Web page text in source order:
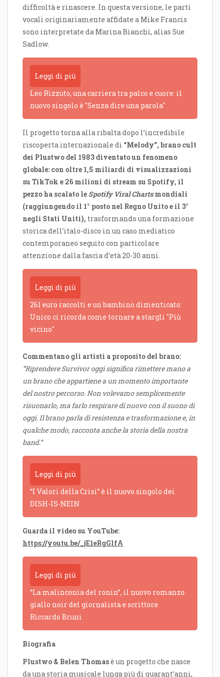
difficoltà e rinascere. In questa versione, le parti
vocali originariamente affidate a Mike Francis
sono interpretate da Marina Bianchi, alias Sue
Sadlow.
Leggi di più
Leo Rizzuto, una carriera tra palco e cuore: il
nuovo singolo è "Senza dire una parola"
Il progetto torna alla ribalta dopo l’incredibile
riscoperta internazionale di “Melody”, brano cult
dei Plustwo del 1983 diventato un fenomeno
globale: con oltre 1,5 miliardi di visualizzazioni
su TikTok e 26 milioni di stream su Spotify, il
pezzo ha scalato le Spotify Viral Chartsmondiali
(raggiungendo il 1° posto nel Regno Unito e il 3°
negli Stati Uniti), trasformando una formazione
storica dell’italo-disco in un caso mediatico
contemporaneo seguito con particolare
attenzione dalla fascia d’età 20-30 anni.
Leggi di più
261 euro raccolti e un bambino dimenticato:
Unico ci ricorda come tornare a stargli "Più
vicino"
Commentano gli artisti a proposito del brano:
“Riprendere Survivor oggi significa rimettere mano a
un brano che appartiene a un momento importante
del nostro percorso. Non volevamo semplicemente
risuonarlo, ma farlo respirare di nuovo con il suono di
oggi. Il brano parla di resistenza e trasformazione e, in
qualche modo, racconta anche la storia della nostra
band.”
Leggi di più
“I Valori della Crisi” è il nuovo singolo dei
DISH-IS-NEIN
Guarda il video su YouTube:
https://youtu.be/_jE1eRgGlfA
Leggi di più
“La malinconia del ronin”, il nuovo romanzo
giallo noir del giornalista e scrittore
Riccardo Bruni
Biografia
Plustwo & Belen Thomasè un progetto che nasce
da una storia musicale lunga più di quarant’anni,